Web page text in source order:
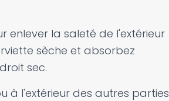
enlever la saleté de l'extérieur
sèche et absorbez
sec.
à l'extérieur des autres parties